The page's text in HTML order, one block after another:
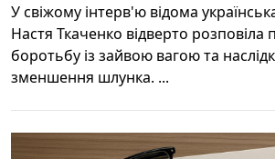
У свіжому інтерв'ю відома
Настя Ткаченко відверто розповіла
боротьбу із зайвою вагою та
зменшення шлунка. ...